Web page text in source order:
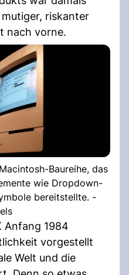
riskanter
nach vorne.
Baureihe, das
wie Dropdown-
bereitstellte. -
Anfang 1984
vorgestellt
Welt und die